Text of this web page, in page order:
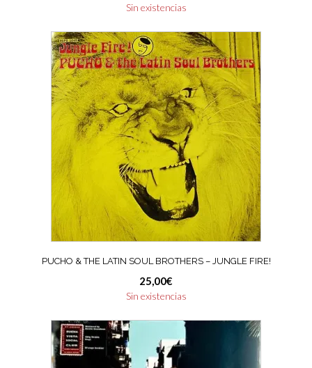
Sin existencias
PUCHO & THE LATIN SOUL BROTHERS – JUNGLE FIRE!
25,00€
Sin existencias